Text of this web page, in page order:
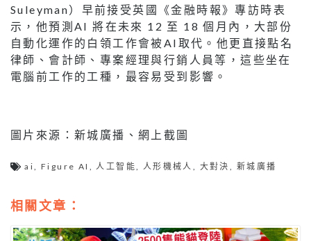
Suleyman）早前接受英國《金融時報》專訪時表
示，他預測AI 將在未來 12 至 18 個月內，大部份
自動化運作的白領工作會被AI取代。他更直接點名
律師、會計師、專案經理與行銷人員等，這些坐在
電腦前工作的工種，最容易受到影響。
圖片來源：新城廣播、網上截圖
ai ,Figure AI 人工智能 人形機械人 大對決 新城廣播
相關文章：